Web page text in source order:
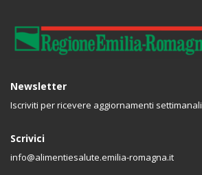
Newsletter
Iscriviti per ricevere aggiornamenti settimanali
Scrivici
info@alimentiesalute.emilia-romagna.it